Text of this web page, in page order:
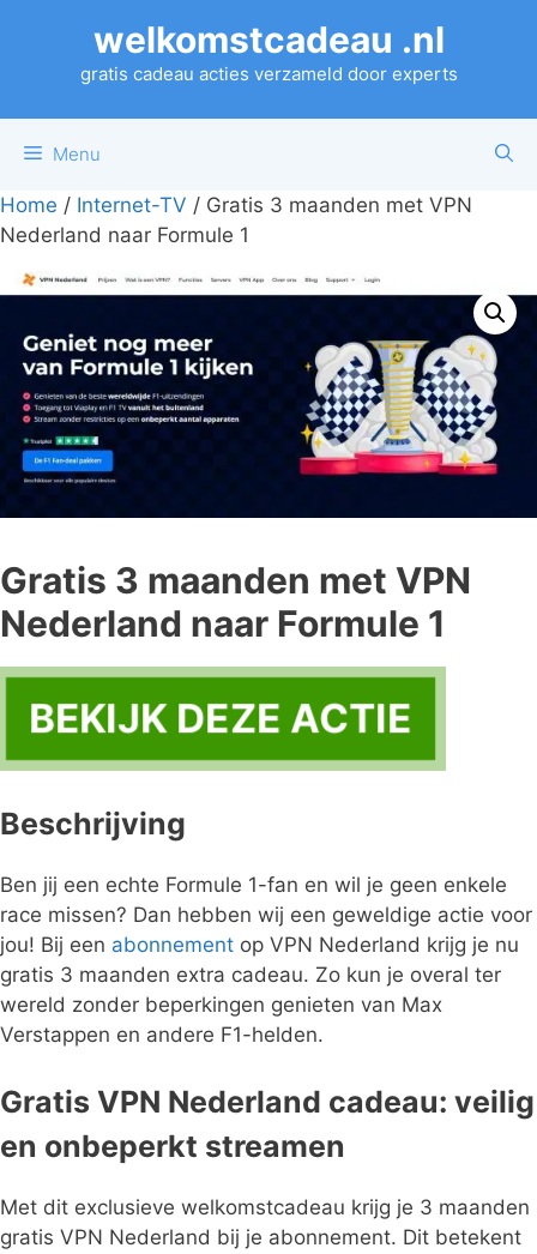
welkomstcadeau .nl
gratis cadeau acties verzameld door experts
Menu
Home / Internet-TV / Gratis 3 maanden met VPN
Nederland naar Formule 1
Gratis 3 maanden met VPN
Nederland naar Formule 1
BEKIJK DEZE ACTIE
Beschrijving
Ben jij een echte Formule 1-fan en wil je geen enkele
race missen? Dan hebben wij een geweldige actie voor
jou! Bij een abonnement op VPN Nederland krijg je nu
gratis 3 maanden extra cadeau. Zo kun je overal ter
wereld zonder beperkingen genieten van Max
Verstappen en andere F1-helden.
Gratis VPN Nederland cadeau: veilig
en onbeperkt streamen
Met dit exclusieve welkomstcadeau krijg je 3 maanden
gratis VPN Nederland bij je abonnement. Dit betekent